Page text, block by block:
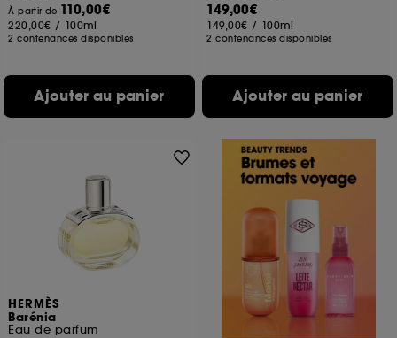
À partir de 110,00€
220,00€ / 100ml
2 contenances disponibles
Ajouter au panier
149,00€
149,00€ / 100ml
2 contenances disponibles
Ajouter au panier
HERMÈS
Barénia
Eau de parfum